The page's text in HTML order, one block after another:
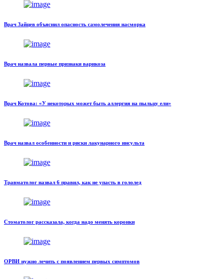
Врач Зайцев объяснил опасность самолечения насморка
Врач назвала первые признаки варикоза
Врач Котова: «У некоторых может быть аллергия на пыльцу ели»
Врач назвал особенности и риски лакунарного инсульта
Травматолог назвал 6 правил, как не упасть в гололед
Стоматолог рассказала, когда надо менять коронки
ОРВИ нужно лечить с появлением первых симптомов